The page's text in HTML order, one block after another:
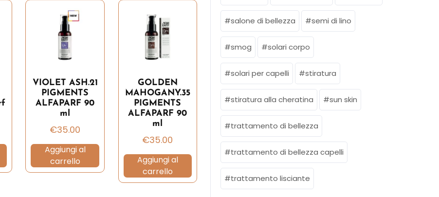
VIOLET ASH.21
PIGMENTS
ALFAPARF 90
ml
€35.00
Aggiungi al
carrello
GOLDEN
MAHOGANY.35
PIGMENTS
ALFAPARF 90
ml
€35.00
Aggiungi al
carrello
salone di bellezza semi di lino
smog solari corpo
solari per capelli stiratura
stiratura alla cheratina sun skin
trattamento di bellezza
trattamento di bellezza capelli
trattamento lisciante